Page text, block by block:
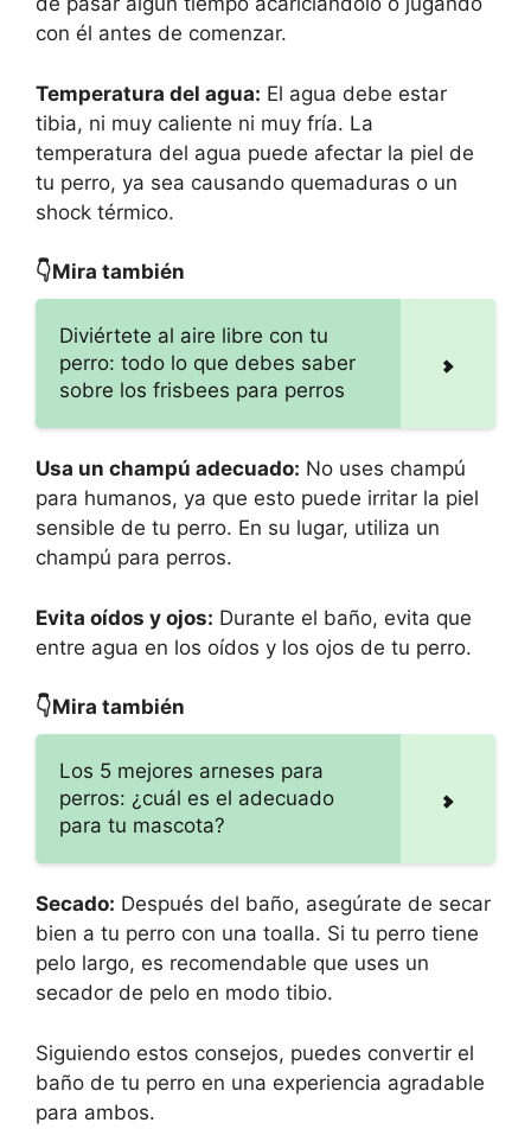
con él antes de comenzar.
Temperatura del agua: El agua debe estar
tibia, ni muy caliente ni muy fría. La
temperatura del agua puede afectar la piel de
tu perro, ya sea causando quemaduras o un
shock térmico.
👇Mira también
Diviértete al aire libre con tu
perro: todo lo que debes saber
sobre los frisbees para perros
Usa un champú adecuado: No uses champú
para humanos, ya que esto puede irritar la piel
sensible de tu perro. En su lugar, utiliza un
champú para perros.
Evita oídos y ojos: Durante el baño, evita que
entre agua en los oídos y los ojos de tu perro.
👇Mira también
Los 5 mejores arneses para
perros: ¿cuál es el adecuado
para tu mascota?
Secado: Después del baño, asegúrate de secar
bien a tu perro con una toalla. Si tu perro tiene
pelo largo, es recomendable que uses un
secador de pelo en modo tibio.
Siguiendo estos consejos, puedes convertir el
baño de tu perro en una experiencia agradable
para ambos.